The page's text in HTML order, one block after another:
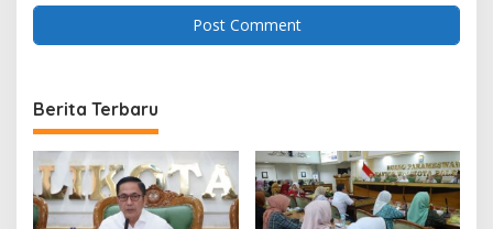
Berita Terbaru